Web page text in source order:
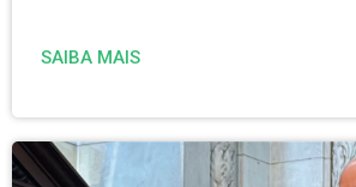
SAIBA MAIS